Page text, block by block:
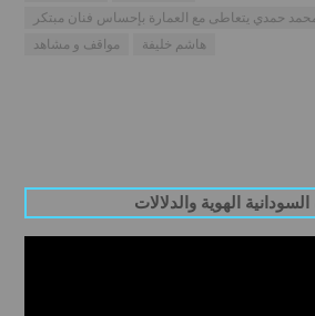
حمدي يتعاطى مع العمارة بإحساس فنان مبتكر
مواقف و مشاهد
هاشم خليفة
السودانية الهوية والدلالات